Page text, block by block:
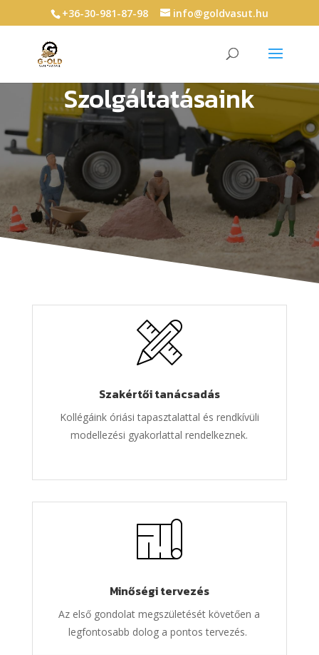
+36-30-981-87-98 info@goldvasut.hu
Szolgáltatásaink
Szakértői tanácsadás
Kollégáink óriási tapasztalattal és rendkívüli
modellezési gyakorlattal rendelkeznek.
Minőségi tervezés
Az első gondolat megszületését követően a
legfontosabb dolog a pontos tervezés.